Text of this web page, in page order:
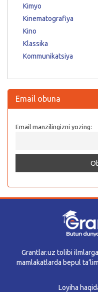
Kimyo
Kinematografiya
Kino
Klassika
Kommunikatsiya
Email obuna
Email manzilingizni yozing:
Grantlar.uz tolibi
mamlakatlarda bepul
Loyiha